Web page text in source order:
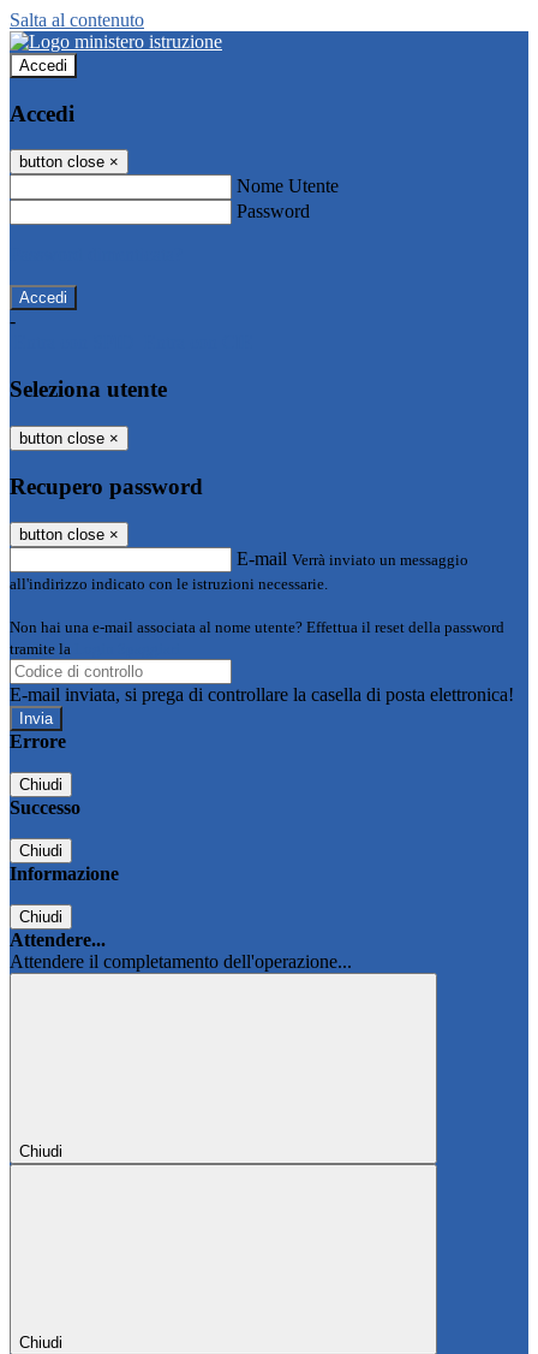
Salta al contenuto
Accedi
Accedi
button close ×
Nome Utente
Password
-
Seleziona utente
button close ×
Recupero password
button close ×
E-mail Verrà inviato un messaggio
all'indirizzo indicato con le istruzioni necessarie.
Non hai una e-mail associata al nome utente? Effettua il reset della password
tramite la
E-mail inviata, si prega di controllare la casella di posta elettronica!
Errore
Chiudi
Successo
Chiudi
Informazione
Chiudi
Attendere...
Attendere il completamento dell'operazione...
Chiudi
Chiudi